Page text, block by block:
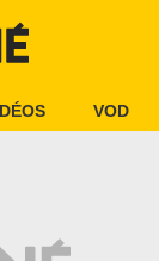
VOD